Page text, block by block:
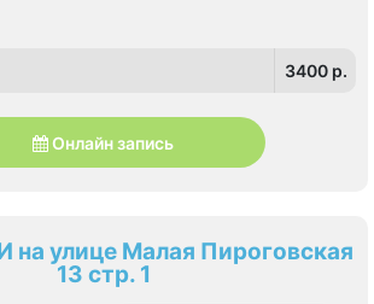
3400 p.
Онлайн запись
на улице Малая Пироговская
13 стр. 1